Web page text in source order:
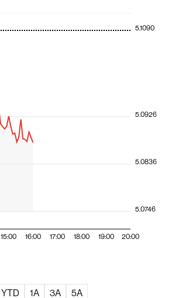
15:00 16:00 17:00 18:00 19:00 20:00
5.0746
5.0836
5.0926
5.1090
YTD 1A 3A 5A